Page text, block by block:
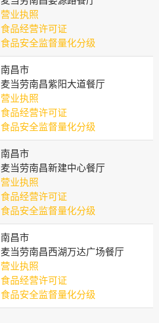
营业执照
食品经营许可证
食品安全监督量化分级
南昌市
麦当劳南昌紫阳大道餐厅
营业执照
食品经营许可证
食品安全监督量化分级
南昌市
麦当劳南昌新建中心餐厅
营业执照
食品经营许可证
食品安全监督量化分级
南昌市
麦当劳南昌西湖万达广场餐厅
营业执照
食品经营许可证
食品安全监督量化分级